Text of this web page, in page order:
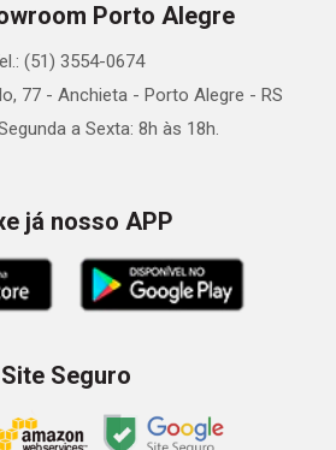
Porto Alegre
(51) 3554-0674
77 - Anchieta - Porto Alegre - RS
a Sexta: 8h às 18h.
já nosso APP
Site Seguro